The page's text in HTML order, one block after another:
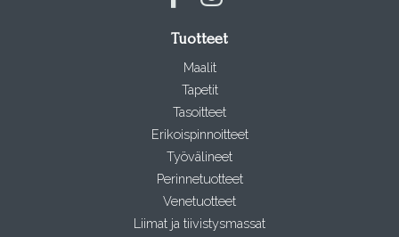
Tuotteet
Maalit
Tapetit
Tasoitteet
Erikoispinnoitteet
Työvälineet
Perinnetuotteet
Venetuotteet
Liimat ja tiivistysmassat